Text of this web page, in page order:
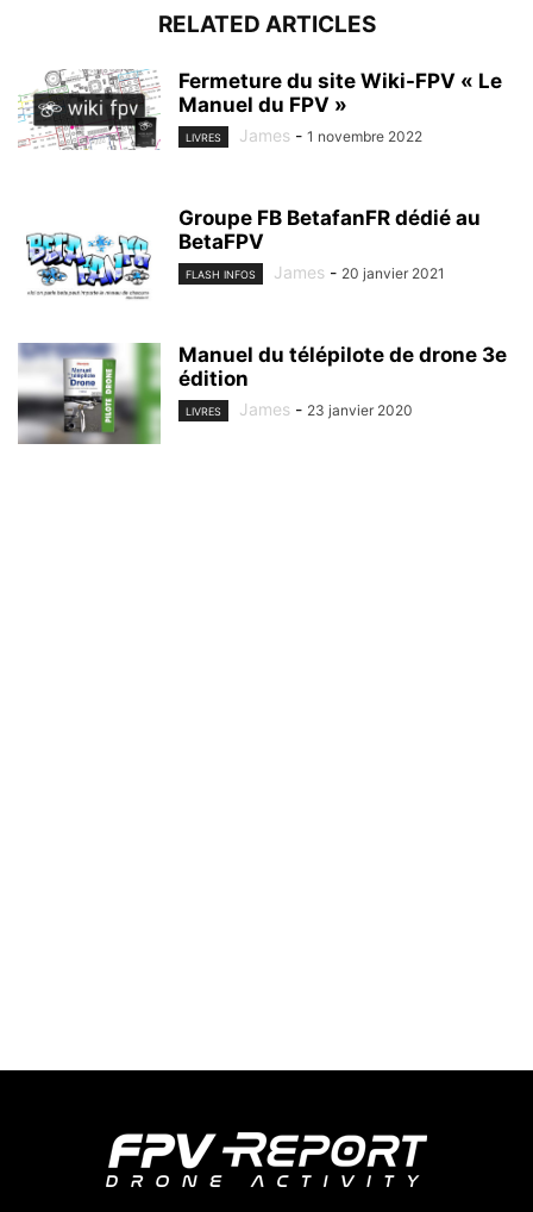
RELATED ARTICLES
Fermeture du site Wiki-FPV « Le
Manuel du FPV »
LIVRES James - 1 novembre 2022
Groupe FB BetafanFR dédié au
BetaFPV
FLASH INFOS James - 20 janvier 2021
Manuel du télépilote de drone 3e
édition
LIVRES James - 23 janvier 2020